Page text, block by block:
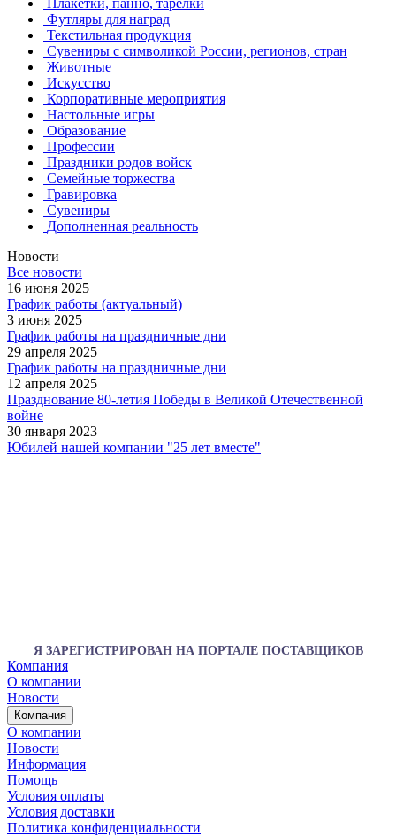
Плакетки, панно, тарелки
Футляры для наград
Текстильная продукция
Сувениры с символикой России, регионов, стран
Животные
Искусство
Корпоративные мероприятия
Настольные игры
Образование
Профессии
Праздники родов войск
Семейные торжества
Гравировка
Сувениры
Дополненная реальность
Новости
Все новости
16 июня 2025
График работы (актуальный)
3 июня 2025
График работы на праздничные дни
29 апреля 2025
График работы на праздничные дни
12 апреля 2025
Празднование 80-летия Победы в Великой Отечественной
войне
30 января 2023
Юбилей нашей компании "25 лет вместе"
Я ЗАРЕГИСТРИРОВАН НА ПОРТАЛЕ ПОСТАВЩИКОВ
Компания
О компании
Новости
Компания
О компании
Новости
Информация
Помощь
Условия оплаты
Условия доставки
Политика конфиденциальности